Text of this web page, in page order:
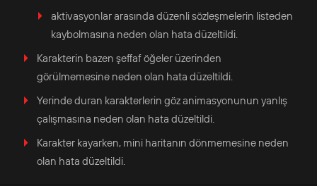
aktivasyonlar arasında düzenli sözleşmelerin listeden
kaybolmasına neden olan hata düzeltildi.
Karakterin bazen şeffaf öğeler üzerinden
görülmemesine neden olan hata düzeltildi.
Yerinde duran karakterlerin göz animasyonunun yanlış
çalışmasına neden olan hata düzeltildi.
Karakter kayarken, mini haritanın dönmemesine neden
olan hata düzeltildi.